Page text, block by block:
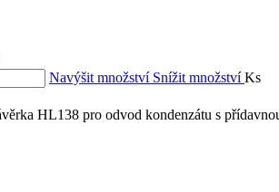
Navýšit množství Snížit množstvíKs
HL138 pro odvod kondenzátu s